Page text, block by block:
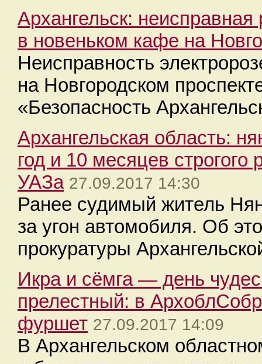
​Архангельск:
в новеньком кафе на
Неисправность
на Новгородском
«Безопасность
Архангельская область:
год и 10 месяцев строгого
УАЗа 27.09.2017 14:30
Ранее судимый житель
за угон автомобиля. Об
прокуратуры
Икра и сёмга — день
прелестный: в
фуршет 27.09.2017 14:09
В Архангельском